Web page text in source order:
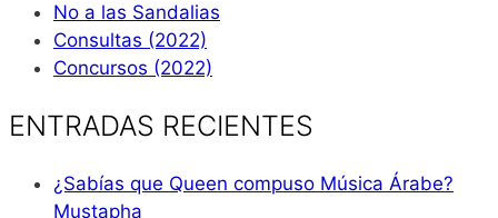
No a las Sandalias
Consultas (2022)
Concursos (2022)
ENTRADAS RECIENTES
¿Sabías que Queen compuso Música Árabe?
Mustapha